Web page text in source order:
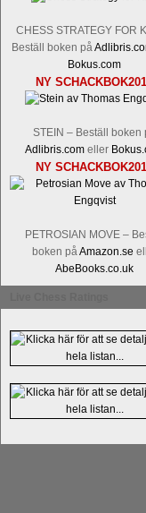
CHESS STRATEGY FOR
Beställ boken på
Bokus.com
NY
STEIN – Beställ boken
Adlibris.comeller
NY
PETROSIAN MOVE –
boken påAmazon.se
AbeBooks.co.uk